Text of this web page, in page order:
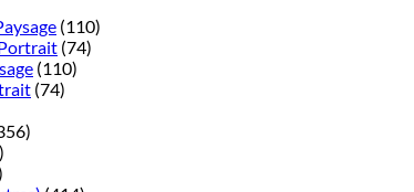
(110)
(74)
(110)
(74)